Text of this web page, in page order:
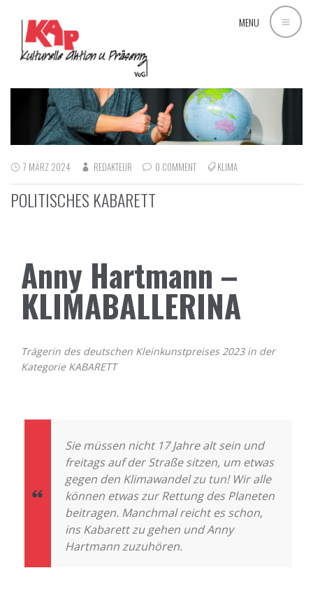
MENU
7 MÄRZ 2024 REDAKTEUR 0 COMMENT KLIMA
POLITISCHES KABARETT
Anny Hartmann –
KLIMABALLERINA
Trägerin des deutschen Kleinkunstpreises 2023 in der
Kategorie KABARETT
Sie müssen nicht 17 Jahre alt sein und
freitags auf der Straße sitzen, um etwas
gegen den Klimawandel zu tun! Wir alle
können etwas zur Rettung des Planeten
beitragen. Manchmal reicht es schon,
ins Kabarett zu gehen und Anny
Hartmann zuzuhören.